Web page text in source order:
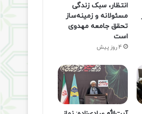
انتظار، سبک زندگی
مسئولانه و زمینه‌ساز
تحقق جامعه مهدوی
است
4 روز پیش